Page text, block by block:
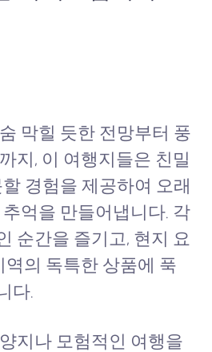
막힐 듯한 전망부터 풍
지, 이 여행지들은 친밀
경험을 제공하여 오래
억을 만들어냅니다. 각
순간을 즐기고, 현지 요
역의 독특한 상품에 푹
다.
지나 모험적인 여행을